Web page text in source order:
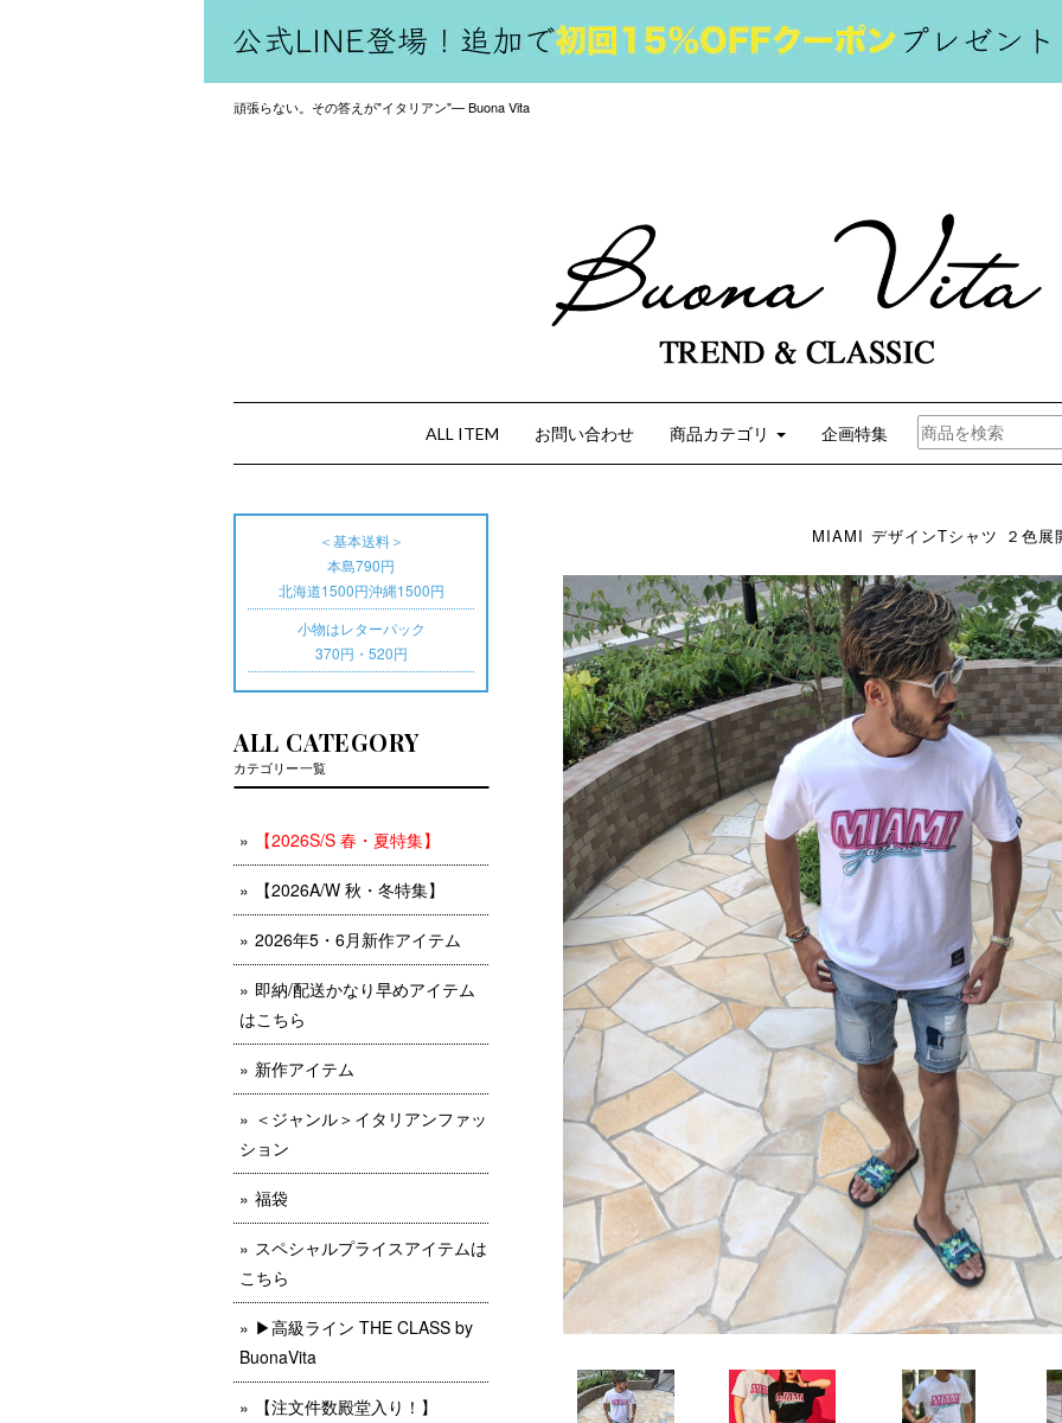
頑張らない。その答えが"イタリアン"— Buona Vita
ALL ITEM お問い合わせ 商品カテゴリ 企画特集
MIAMI デザインTシャツ ２色展
＜基本送料＞
本島790円
北海道1500円沖縄1500円
小物はレターパック
370円・520円
ALL CATEGORY
カテゴリー一覧
【2026S/S 春・夏特集】
【2026A/W 秋・冬特集】
2026年5・6月新作アイテム
即納/配送かなり早めアイテム
はこちら
新作アイテム
＜ジャンル＞イタリアンファッ
ション
福袋
スペシャルプライスアイテムは
こちら
▶︎高級ライン THE CLASS by
BuonaVita
【注文件数殿堂入り！】